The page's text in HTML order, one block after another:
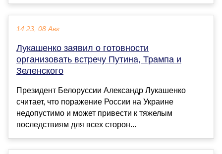
14:23, 08 Авг
Лукашенко заявил о готовности
организовать встречу Путина, Трампа и
Зеленского
Президент Белоруссии Александр Лукашенко
считает, что поражение России на Украине
недопустимо и может привести к тяжелым
последствиям для всех сторон...